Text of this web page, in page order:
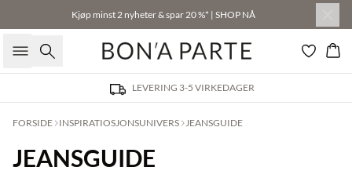
Kjøp minst 2 nyheter & spar 20 %* | SHOP NÅ
Søk
LEVERING 3-5 VIRKEDAGER
FORSIDE INSPIRATIOSJONSUNIVERS JEANSGUIDE
JEANSGUIDE